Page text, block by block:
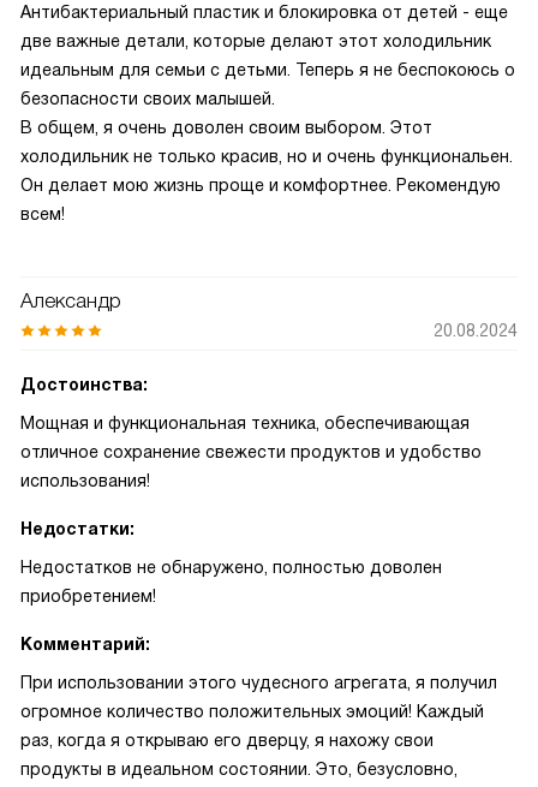
Антибактериальный пластик и блокировка от детей - еще
две важные детали, которые делают этот холодильник
идеальным для семьи с детьми. Теперь я не беспокоюсь о
безопасности своих малышей.
В общем, я очень доволен своим выбором. Этот
холодильник не только красив, но и очень функциональен.
Он делает мою жизнь проще и комфортнее. Рекомендую
всем!
Александр
20.08.2024
Достоинства:
Мощная и функциональная техника, обеспечивающая
отличное сохранение свежести продуктов и удобство
использования!
Недостатки:
Недостатков не обнаружено, полностью доволен
приобретением!
Комментарий:
При использовании этого чудесного агрегата, я получил
огромное количество положительных эмоций! Каждый
раз, когда я открываю его дверцу, я нахожу свои
продукты в идеальном состоянии. Это, безусловно,